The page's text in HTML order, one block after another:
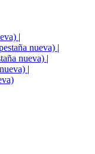
|
nueva) |
nueva) |
|